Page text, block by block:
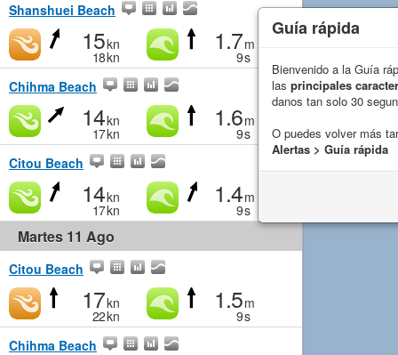
Shanshuei Beach
15kn
18kn
1.7m
9s
Chihma Beach
14kn
17kn
1.6m
9s
Citou Beach
14kn
17kn
1.4m
9s
Martes 11 Ago
Citou Beach
17kn
22kn
1.5m
9s
Chihma Beach
Guía rápida
Bienvenido a la Guía
las principales
danos tan solo 30
O puedes volver más
Alertas > Guía rápida